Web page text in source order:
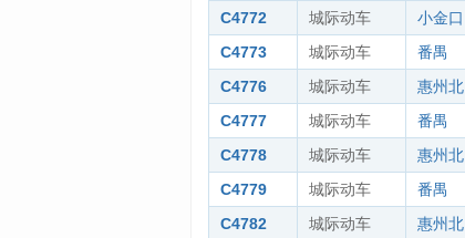
C4772
城际动车 小金口
C4773
城际动车 番禺
C4776
城际动车 惠州北
C4777
城际动车 番禺
C4778
城际动车 惠州北
C4779
城际动车 番禺
C4782
城际动车 惠州北